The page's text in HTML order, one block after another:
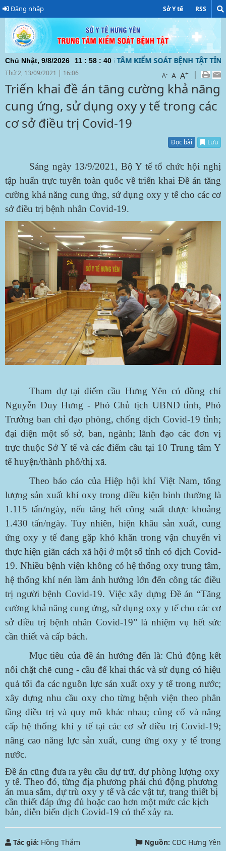
Đăng nhập Sở Y tế RSS
Chủ Nhật, 9/8/2026 11 : 58 : 41
TIN ĐIỆN TỬ CỦA TRUNG TÂM KIỂM SOÁT BỆNH TẬT
Thứ 2, 13/09/2021 | 16:06 A- A A+ |
Triển khai đề án tăng cường khả năng
cung ứng, sử dụng oxy y tế trong các
cơ sở điều trị Covid-19
Đọc bài Lưu
Sáng ngày 13/9/2021, Bộ Y tế tổ chức hội nghị
tập huấn trực tuyến toàn quốc về triển khai Đề án tăng
cường khả năng cung ứng, sử dụng oxy y tế cho các cơ
sở điều trị bệnh nhân Covid-19.
Tham dự tại điểm cầu Hưng Yên có đồng chí
Nguyễn Duy Hưng - Phó Chủ tịch UBND tỉnh, Phó
Trưởng ban chỉ đạo phòng, chống dịch Covid-19 tỉnh;
đại diện một số sở, ban, ngành; lãnh đạo các đơn vị
trực thuộc Sở Y tế và các điểm cầu tại 10 Trung tâm Y
tế huyện/thành phố/thị xã.
Theo báo cáo của Hiệp hội khí Việt Nam, tổng
lượng sản xuất khí oxy trong điều kiện bình thường là
1.115 tấn/ngày, nếu tăng hết công suất được khoảng
1.430 tấn/ngày. Tuy nhiên, hiện khâu sản xuất, cung
ứng oxy y tế đang gặp khó khăn trong vận chuyển vì
thực hiện giãn cách xã hội ở một số tỉnh có dịch Covid-
19. Nhiều bệnh viện không có hệ thống oxy trung tâm,
hệ thống khí nén làm ảnh hưởng lớn đến công tác điều
trị người bệnh Covid-19. Việc xây dựng Đề án “Tăng
cường khả năng cung ứng, sử dụng oxy y tế cho các cơ
sở điều trị bệnh nhân Covid-19” là nhiệm vụ hết sức
cần thiết và cấp bách.
Mục tiêu của đề án hướng đến là: Chủ động kết
nối chặt chẽ cung - cầu để khai thác và sử dụng có hiệu
quả tối đa các nguồn lực sản xuất oxy y tế trong nước;
xây dựng nhu cầu oxy cho từng bệnh viện theo phân
tầng điều trị và quy mô khác nhau; củng cố và nâng
cấp hệ thống khí y tế tại các cơ sở điều trị Covid-19;
nâng cao năng lực sản xuất, cung ứng oxy y tế trong
nước.
Đề án cũng đưa ra yêu cầu dự trữ, dự phòng lượng oxy
y tế. Theo đó, từng địa phương phải chủ động phương
án mua sắm, dự trù oxy y tế và các vật tư, trang thiết bị
cần thiết đáp ứng đủ hoặc cao hơn một mức các kịch
bản, diễn biến dịch Covid-19 có thể xảy ra.
Tác giả: Hồng Thắm Nguồn: CDC Hưng Yên